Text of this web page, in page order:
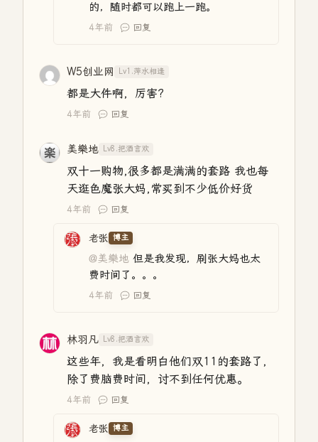
的，随时都可以跑上一跑。
4年前 回复
W5创业网 Lv1.萍水相逢
都是大件啊，厉害?
4年前 回复
美樂地 Lv8.把酒言欢
双十一购物,很多都是满满的套路 我也每
天逛色魔张大妈,常买到不少低价好货
4年前 回复
老张 博主
@美樂地 但是我发现，刷张大妈也太
费时间了。。。
4年前 回复
林羽凡 Lv8.把酒言欢
这些年，我是看明白他们双11的套路了，
除了费脑费时间，讨不到任何优惠。
4年前 回复
老张 博主